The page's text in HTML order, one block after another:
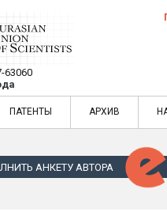
— публикация
журнале
статей в ежемесячном
ПАТЕНТЫ АРХИВ
АНКЕТУ АВТОРА